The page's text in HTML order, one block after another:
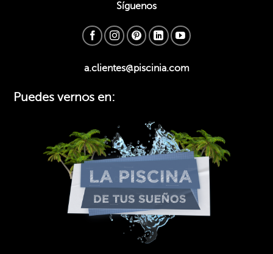
Síguenos
a.clientes@piscinia.com
Puedes vernos en: